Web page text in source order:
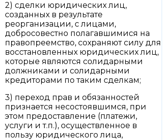
2) сделки юридических лиц,
созданных в результате
реорганизации, с лицами,
добросовестно полагавшимися на
правопреемство, сохраняют силу для
восстановленных юридических лиц,
которые являются солидарными
должниками и солидарными
кредиторами по таким сделкам;
3) переход прав и обязанностей
признается несостоявшимся, при
этом предоставление (платежи,
услуги и т.п.), осуществленное в
пользу юридического лица,